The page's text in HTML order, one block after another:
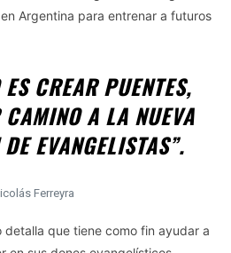
Argentina para entrenar a futuros
CREAR PUENTES,
A LA NUEVA
EVANGELISTAS”.
Ferreyra
detalla que tiene como fin ayudar a